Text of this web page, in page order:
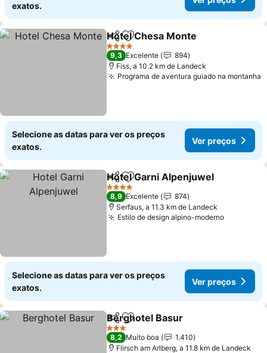
exatos.
PartilharAdicionar aos favoritos
Hotel Chesa Monte
4 Estrelas
9,3 Excelente
894
Fiss, a 10.2 km de Landeck
Programa de aventura guiado na montanha
Selecione as datas para ver os preços
exatos.
Ver preços
PartilharAdicionar aos favoritos
Hotel Garni Alpenjuwel
4 Estrelas
8,9 Excelente
874
Serfaus, a 11.3 km de Landeck
Estilo de design alpino-moderno
Selecione as datas para ver os preços
exatos.
Ver preços
PartilharAdicionar aos favoritos
Berghotel Basur
3 Estrelas
8,2 Muito boa
1.410
Flirsch am Arlberg, a 11.8 km de Landeck